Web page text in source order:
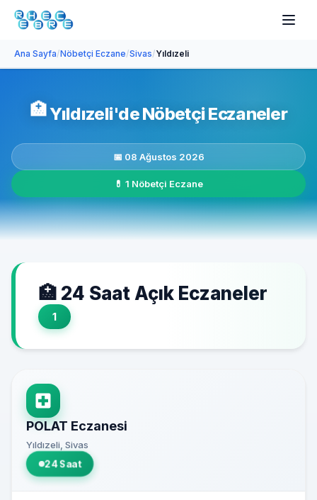
Ana Sayfa/Nöbetçi Eczane/Sivas/Yıldızeli
🏥Yıldızeli'de Nöbetçi Eczaneler
📅 08 Ağustos 2026
💊 1 Nöbetçi Eczane
🏥 24 Saat Açık Eczaneler
1
POLAT Eczanesi
Yıldızeli, Sivas
24 Saat